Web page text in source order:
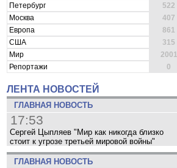
Петербург
522
Москва
407
Европа
861
США
315
Мир
2001
Репортажи
0
ЛЕНТА НОВОСТЕЙ
ГЛАВНАЯ НОВОСТЬ
17:53
Сергей Цыпляев "Мир как никогда близко
стоит к угрозе третьей мировой войны"
ГЛАВНАЯ НОВОСТЬ